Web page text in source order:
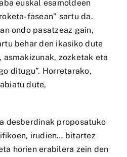
euskal esamoldeen
fasean” sartu da.
ondo pasatzeaz gain,
behar den ikasiko dute
zozketak eta
ditugu”. Horretarako,
dute,
desberdinak proposatuko
irudien… bitartez
horien erabilera zein den